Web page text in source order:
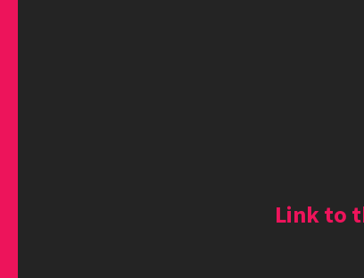
Link to